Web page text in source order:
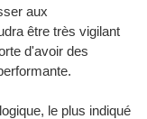
aux
être très vigilant
d'avoir des
le plus indiqué